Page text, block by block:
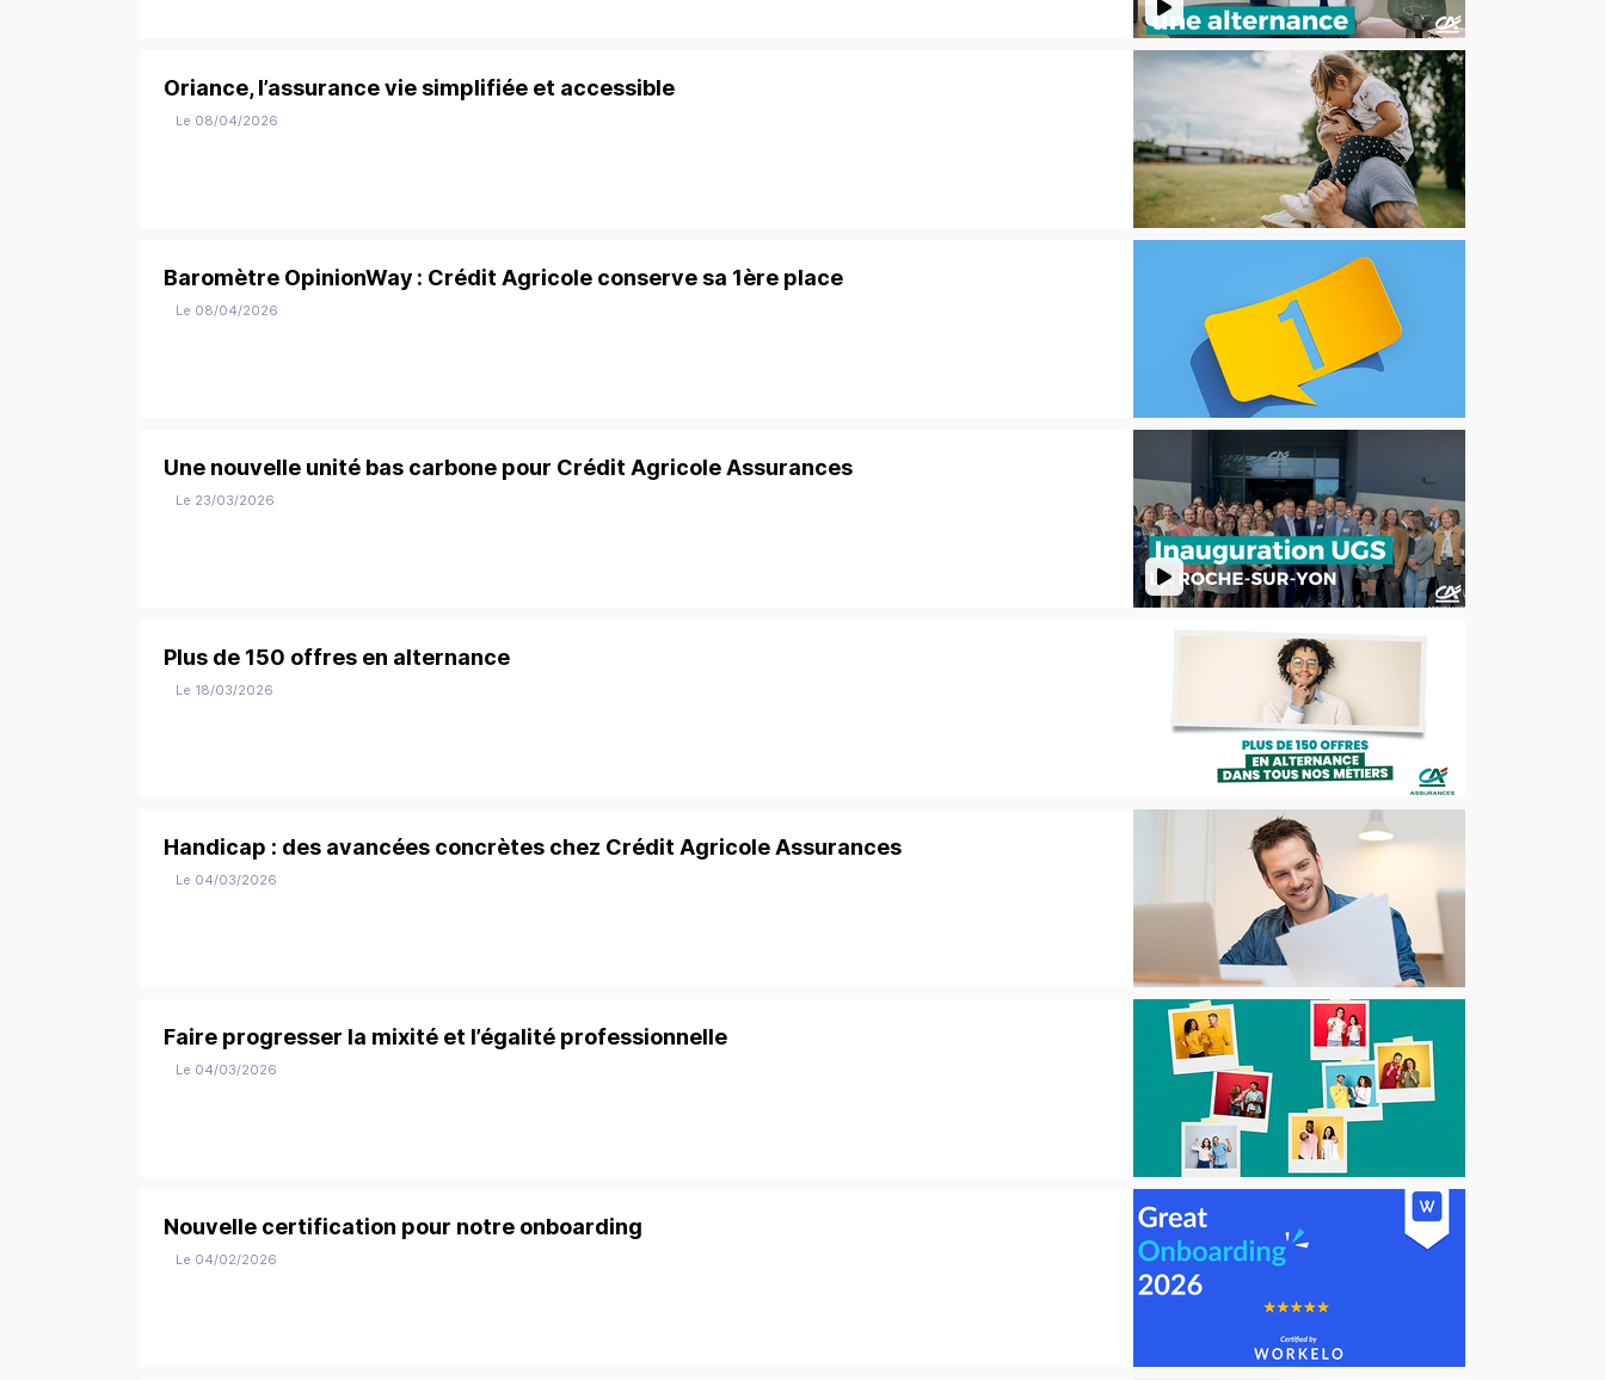
Oriance, l’assurance vie simplifiée et accessible
Le 08/04/2026
Baromètre OpinionWay : Crédit Agricole conserve sa 1ère place
Le 08/04/2026
Une nouvelle unité bas carbone pour Crédit Agricole Assurances
Le 23/03/2026
Plus de 150 offres en alternance
Le 18/03/2026
Handicap : des avancées concrètes chez Crédit Agricole Assurances
Le 04/03/2026
Faire progresser la mixité et l’égalité professionnelle
Le 04/03/2026
Nouvelle certification pour notre onboarding
Le 04/02/2026